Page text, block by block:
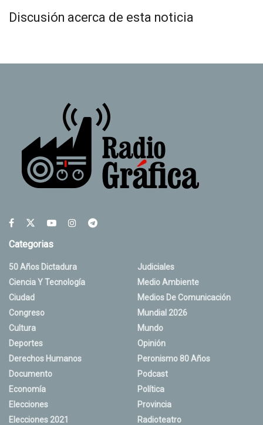
Discusión acerca de esta noticia
Categorias
50 Años Dictadura
Ciencia Y Tecnología
Ciudad
Congreso
Cultura
Deportes
Derechos Humanos
Documento
Economía
Elecciones
Elecciones 2021
Judiciales
Medio Ambiente
Medios De Comunicación
Mundial 2026
Mundo
Opinión
Peronismo 80 Años
Podcast
Política
Provincia
Radioteatro